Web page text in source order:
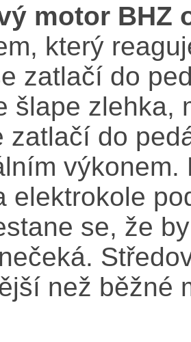
motor BHZ
který
zatlačí do
šlape zlehka,
zatlačí do
elektrokole
se, že
než běžné